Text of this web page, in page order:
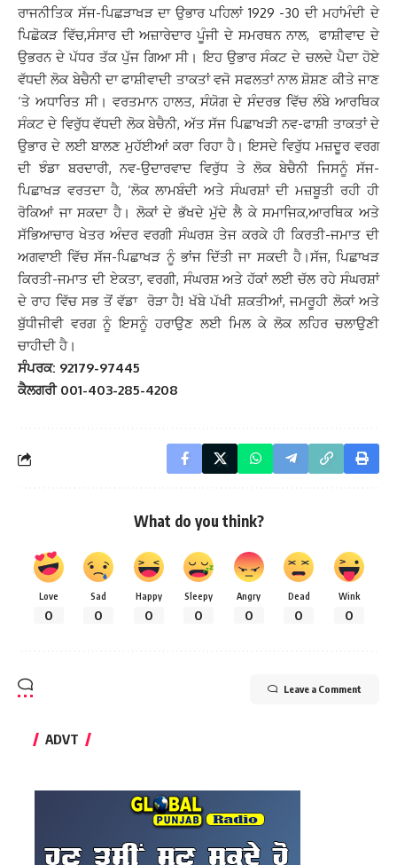
ਰਾਜਨੀਤਿਕ ਸੱਜ-ਪਿਛੜਾਖੜ ਦਾ ਉਭਾਰ ਪਹਿਲਾਂ 1929 -30 ਦੀ ਮਹਾਂਮੰਦੀ ਦੇ
ਪਿਛੋਕੜ ਵਿੱਚ,ਸੰਸਾਰ ਦੀ ਅਜ਼ਾਰੇਦਾਰ ਪੂੰਜੀ ਦੇ ਸਮਰਥਨ ਨਾਲ, ਫਾਸ਼ੀਵਾਦ ਦੇ
ਉਭਰਨ ਦੇ ਪੱਧਰ ਤੱਕ ਪੁੱਜ ਗਿਆ ਸੀ। ਇਹ ਉਭਾਰ ਸੰਕਟ ਦੇ ਚਲਦੇ ਪੈਦਾ ਹੋਏ
ਵੱਧਦੀ ਲੋਕ ਬੇਚੈਨੀ ਦਾ ਫਾਸ਼ੀਵਾਦੀ ਤਾਕਤਾਂ ਵਜੋ ਸਫਲਤਾਂ ਨਾਲ ਸ਼ੋਸ਼ਣ ਕੀਤੇ ਜਾਣ
‘ਤੇ ਅਧਾਰਿਤ ਸੀ। ਵਰਤਮਾਨ ਹਾਲਤ, ਸੰਯੋਗ ਦੇ ਸੰਦਰਭ ਵਿੱਚ ਲੰਬੇ ਆਰਥਿਕ
ਸੰਕਟ ਦੇ ਵਿਰੁੱਧ ਵੱਧਦੀ ਲੋਕ ਬੇਚੈਨੀ, ਅੱਤ ਸੱਜ ਪਿਛਾਖੜੀ ਨਵ-ਫਾਸ਼ੀ ਤਾਕਤਾਂ ਦੇ
ਉਭਾਰ ਦੇ ਲਈ ਬਾਲਣ ਮੁਹੱਈਆਂ ਕਰਾ ਰਿਹਾ ਹੈ। ਇਸਦੇ ਵਿਰੁੱਧ ਮਜ਼ਦੂਰ ਵਰਗ
ਦੀ ਝੰਡਾ ਬਰਦਾਰੀ, ਨਵ-ਉਦਾਰਵਾਦ ਵਿਰੁੱਧ ਤੇ ਲੋਕ ਬੇਚੈਨੀ ਜਿਸਨੂੰ ਸੱਜ-
ਪਿਛਾਖੜ ਵਰਤਦਾ ਹੈ, ‘ਲੋਕ ਲਾਮਬੰਦੀ ਅਤੇ ਸੰਘਰਸ਼ਾਂ ਦੀ ਮਜ਼ਬੂਤੀ ਰਹੀ ਹੀ
ਰੋਕਿਆਂ ਜਾ ਸਕਦਾ ਹੈ। ਲੋਕਾਂ ਦੇ ਭੱਖਦੇ ਮੁੱਦੇ ਲੈ ਕੇ ਸਮਾਜਿਕ,ਆਰਥਿਕ ਅਤੇ
ਸੱਭਿਆਚਾਰ ਖੇਤਰ ਅੰਦਰ ਵਰਗੀ ਸੰਘਰਸ਼ ਤੇਜ ਕਰਕੇ ਹੀ ਕਿਰਤੀ-ਜਮਾਤ ਦੀ
ਅਗਵਾਈ ਵਿੱਚ ਸੱਜ-ਪਿਛਾਖੜ ਨੂੰ ਭਾਂਜ ਦਿੱਤੀ ਜਾ ਸਕਦੀ ਹੈ।ਸੱਜ, ਪਿਛਾਖੜ
ਕਿਰਤੀ-ਜਮਾਤ ਦੀ ਏਕਤਾ, ਵਰਗੀ, ਸੰਘਰਸ਼ ਅਤੇ ਹੱਕਾਂ ਲਈ ਚੱਲ ਰਹੇ ਸੰਘਰਸ਼ਾਂ
ਦੇ ਰਾਹ ਵਿੱਚ ਸਭ ਤੋਂ ਵੱਡਾ ਰੋੜਾ ਹੈ! ਖੱਬੇ ਪੱਖੀ ਸ਼ਕਤੀਆਂ, ਜਮਰੂਹੀ ਲੋਕਾਂ ਅਤੇ
ਬੁੱਧੀਜੀਵੀ ਵਰਗ ਨੂੰ ਇਸਨੂੰ ਹਰਾਉਣ ਲਈ ਮਿਲ ਕੇ ਲੋਕ ਲਹਿਰ ਚਲਾਉਣੀ
ਚਾਹੀਦੀ ਹੈ।
ਸੰਪਰਕ: 92179-97445
ਕੈਲਗਰੀ 001-403-285-4208
What do you think?
Love
0
Sad
0
Happy
0
Sleepy
0
Angry
0
Dead
0
Wink
0
Leave a Comment
ADVT